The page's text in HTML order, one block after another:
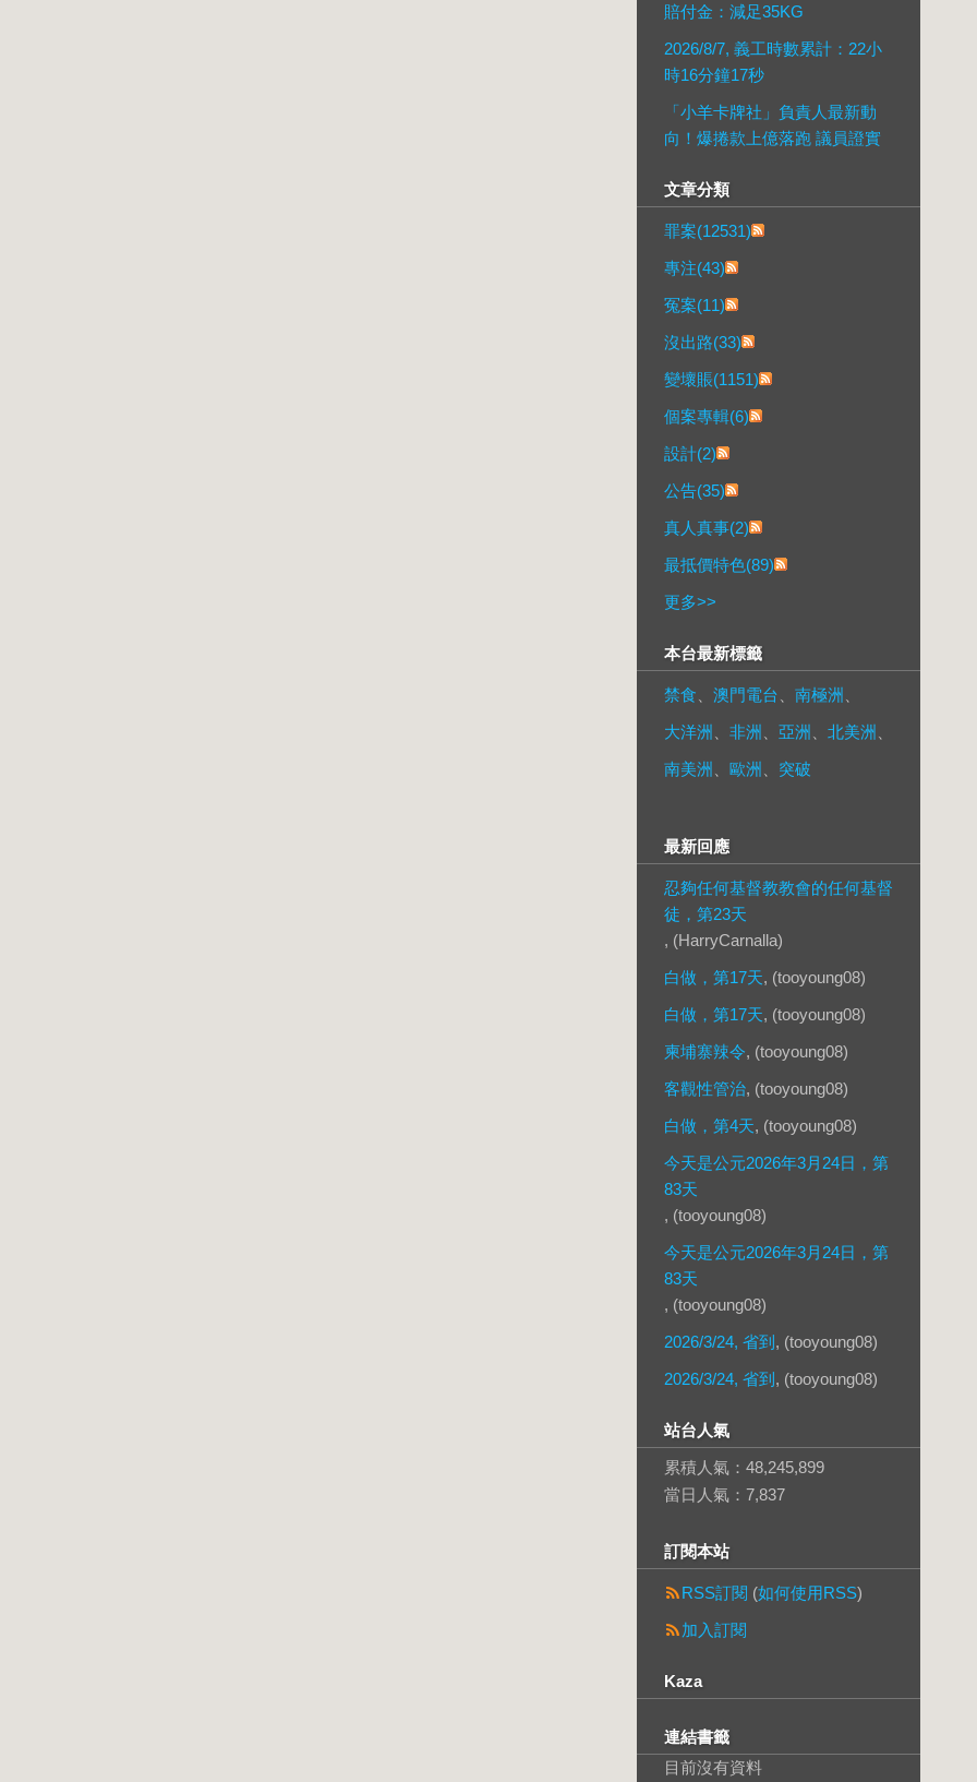
賠付金：減足35KG
2026/8/7, 義工時數累計：22小
時16分鐘17秒
「小羊卡牌社」負責人最新動
向！爆捲款上億落跑 議員證實
文章分類
罪案(12531)
專注(43)
冤案(11)
沒出路(33)
變壞賬(1151)
個案專輯(6)
設計(2)
公告(35)
真人真事(2)
最抵價特色(89)
更多>>
本台最新標籤
禁食 澳門電台 南極洲
大洋洲
非洲 亞洲 北美洲
南美洲
歐洲 突破
最新回應
忍夠任何基督教教會的任何基督
徒，第23天
, (HarryCarnalla)
白做，第17天, (tooyoung08)
白做，第17天, (tooyoung08)
柬埔寨辣令, (tooyoung08)
客觀性管治, (tooyoung08)
白做，第4天, (tooyoung08)
今天是公元2026年3月24日，第
83天
, (tooyoung08)
今天是公元2026年3月24日，第
83天
, (tooyoung08)
2026/3/24, 省到 , (tooyoung08)
2026/3/24, 省到 , (tooyoung08)
站台人氣
累積人氣： 48,245,899
當日人氣： 7,837
訂閱本站
RSS訂閱 (如何使用RSS)
加入訂閱
Kaza
連結書籤
目前沒有資料